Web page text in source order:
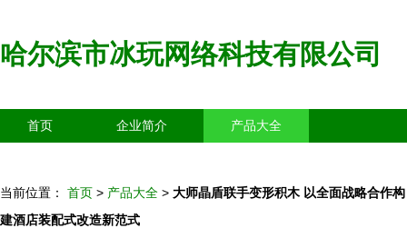
哈尔滨市冰玩网络科技有限公司
首页 企业简介 产品大全
当前位置： 首页 > 产品大全 > 大师晶盾联手变形积木 以全面战略合作构
建酒店装配式改造新范式